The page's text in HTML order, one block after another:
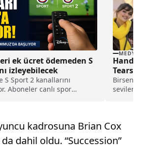
ek ücret ödemeden S
izleyebilecek
S Sport 2 kanallarını
Aboneler canlı spor
MEDYA
Hande
Birsen
sevilen
kadrosuna Brian Cox
dahil oldu. “Succession”